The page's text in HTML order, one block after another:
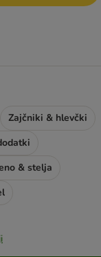
Zajčniki & hlevčki
& stelja